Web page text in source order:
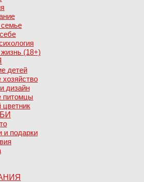
(18+)
детей
дизайн
питомцы
и подарки